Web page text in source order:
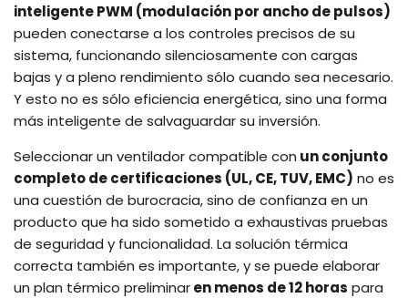
inteligente PWM (modulación por ancho de pulsos)
pueden conectarse a los controles precisos de su
sistema, funcionando silenciosamente con cargas
bajas y a pleno rendimiento sólo cuando sea necesario.
Y esto no es sólo eficiencia energética, sino una forma
más inteligente de salvaguardar su inversión.
Seleccionar un ventilador compatible con un conjunto
completo de certificaciones (UL, CE, TUV, EMC) no es
una cuestión de burocracia, sino de confianza en un
producto que ha sido sometido a exhaustivas pruebas
de seguridad y funcionalidad. La solución térmica
correcta también es importante, y se puede elaborar
un plan térmico preliminaren menos de 12 horas para